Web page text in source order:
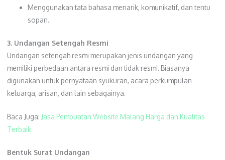
Menggunakan tata bahasa menarik, komunikatif, dan tentu
sopan.
3. Undangan Setengah Resmi
Undangan setengah resmi merupakan jenis undangan yang
memiliki perbedaan antara resmi dan tidak resmi. Biasanya
digunakan untuk pernyataan syukuran, acara perkumpulan
keluarga, arisan, dan lain sebagainya.
Baca Juga: Jasa Pembuatan Website Malang Harga dan Kualitas
Terbaik
Bentuk Surat Undangan